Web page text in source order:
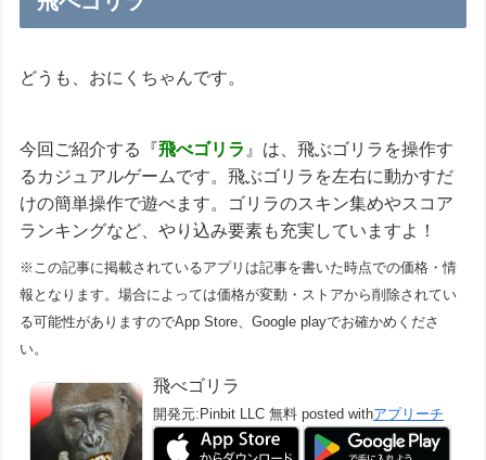
どうも、おにくちゃんです。
今回ご紹介する『飛べゴリラ 』は、飛ぶゴリラを操作す
るカジュアルゲームです。飛ぶゴリラを左右に動かすだ
けの簡単操作で遊べます。ゴリラのスキン集めやスコア
ランキングなど、やり込み要素も充実していますよ！
※この記事に掲載されているアプリは記事を書いた時点での価格・情
報となります。場合によっては価格が変動・ストアから削除されてい
る可能性がありますのでApp Store、Google playでお確かめくださ
い。
飛べゴリラ
開発元: Pinbit LLC 無料 posted withアプリーチ